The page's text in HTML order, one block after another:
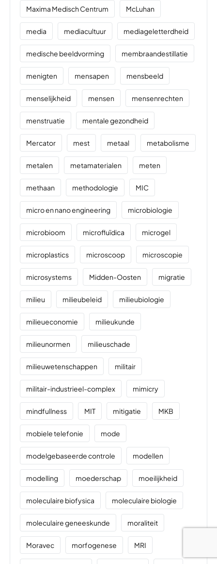
Maxima Medisch Centrum McLuhan
media mediacultuur mediageletterdheid
medische beeldvorming membraandestillatie
menigten mensapen mensbeeld
menselijkheid mensen mensenrechten
menstruatie mentale gezondheid
Mercator mest metaal metabolisme
metalen metamaterialen meten
methaan methodologie MIC
micro en nano engineering microbiologie
microbioom microfluïdica microgel
microplastics microscoop microscopie
microsystems Midden-Oosten migratie
milieu milieubeleid milieubiologie
milieueconomie milieukunde
milieunormen milieuschade
milieuwetenschappen militair
militair-industrieel-complex mimicry
mindfullness MIT mitigatie MKB
mobiele telefonie mode
modelgebaseerde controle modellen
modelling moederschap moeilijkheid
moleculaire biofysica moleculaire biologie
moleculaire geneeskunde moraliteit
Moravec morfogenese MRI